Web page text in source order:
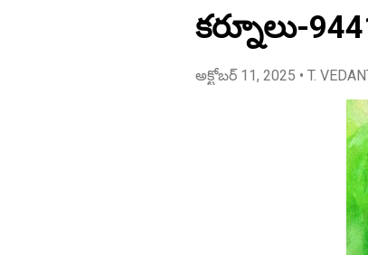
కర్నూలు-
అక్టోబర్ 11, 2025 • T.